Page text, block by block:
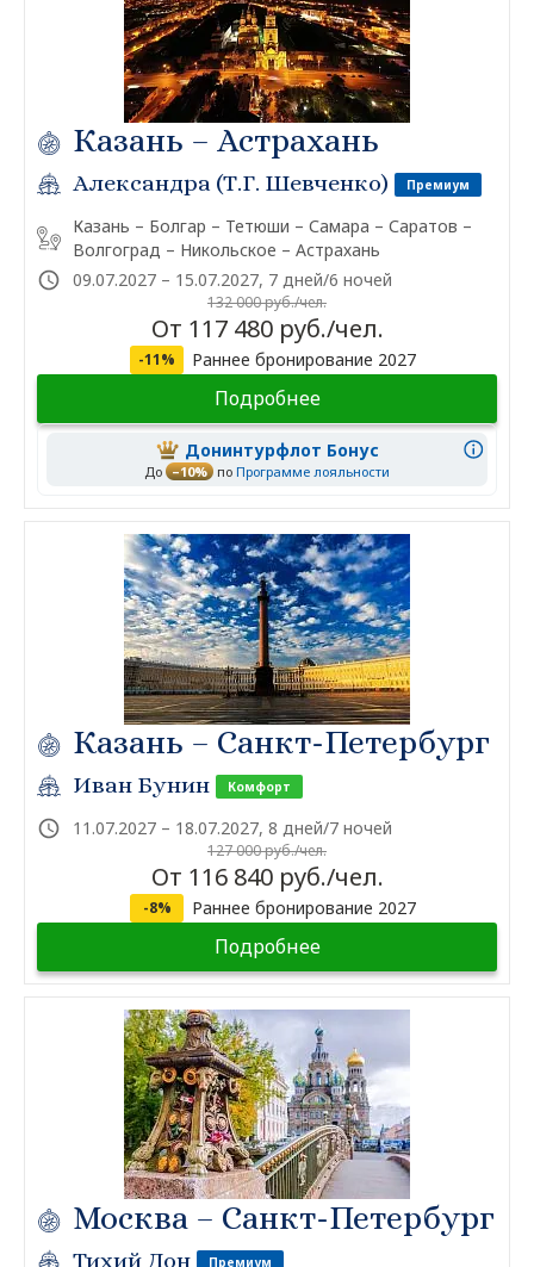
Казань – Астрахань
Александра (Т.Г. Шевченко) Премиум
Казань – Болгар – Тетюши – Самара – Саратов –
Волгоград – Никольское – Астрахань
09.07.2027 – 15.07.2027, 7 дней/6 ночей
132 000 руб./чел.
От 117 480 руб./чел.
-11% Раннее бронирование 2027
Подробнее
Донинтурфлот Бонус
До –10% по Программе лояльности
Казань – Санкт-Петербург
Иван Бунин Комфорт
11.07.2027 – 18.07.2027, 8 дней/7 ночей
127 000 руб./чел.
От 116 840 руб./чел.
-8% Раннее бронирование 2027
Подробнее
Москва – Санкт-Петербург
Тихий Дон Премиум